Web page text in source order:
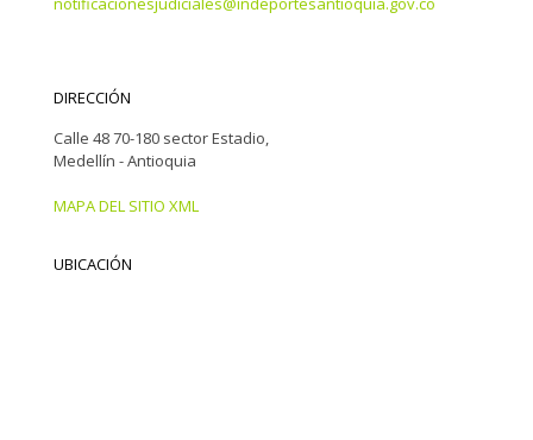
DIRECCIÓN
Calle 48 70-180 sector Estadio,
Medellín - Antioquia
MAPA DEL SITIO XML
UBICACIÓN